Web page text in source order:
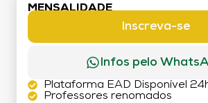
MENSALIDADE
Inscreva-se
Infos pelo
Plataforma EAD Disponível
Professores renomados